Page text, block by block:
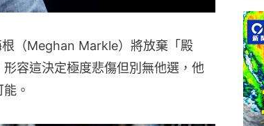
（Meghan Markle）將放棄「殿
容這決定極度悲傷但別無他選，他
。